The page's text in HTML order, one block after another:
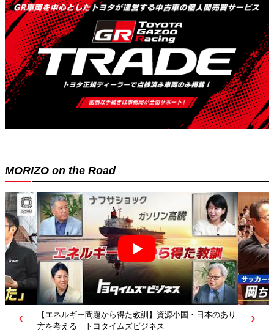
MORIZO on the Road
資源小国・日本のあり 【若者たちへ】岡田武史さんが“特別授業”で語った
｜サッカー日本代表元監督｜トヨタイムズニュース